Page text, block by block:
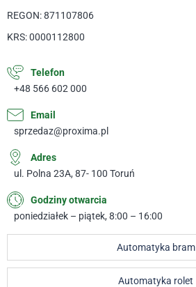
REGON: 871107806
KRS: 0000112800
Telefon
+48 566 602 000
Email
sprzedaz@proxima.pl
Adres
ul. Polna 23A, 87- 100 Toruń
Godziny otwarcia
poniedziałek – piątek, 8:00 – 16:00
Automatyka bram
Automatyka rolet